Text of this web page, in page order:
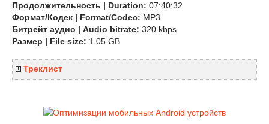
Продолжительность | Duration: 07:40:32
Формат/Кодек | Format/Codec: MP3
Битрейт аудио | Audio bitrate: 320 kbps
Размер | File size: 1.05 GB
Треклист